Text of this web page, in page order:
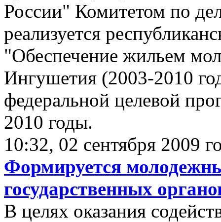
России" Комитетом по
реализуется
"Обеспечение жильем
Ингушетия (2003-2010
федеральной целевой
2010 годы.
10:32, 02 сентября 2009
Формируется
государственных
В целях оказания